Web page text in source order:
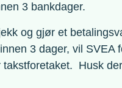
3 bankdager.
og gjør et
3 dager, vil SVEA
Husk